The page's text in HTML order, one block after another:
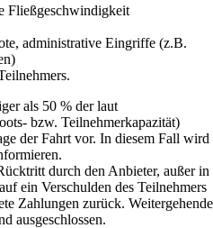
Fließgeschwindigkeit
administrative Eingriffe (z.B.
als 50 % der laut
bzw. Teilnehmerkapazität)
der Fahrt vor. In diesem Fall wird
durch den Anbieter, außer in
ein Verschulden des Teilnehmers
Zahlungen zurück. Weitergehende
ausgeschlossen.